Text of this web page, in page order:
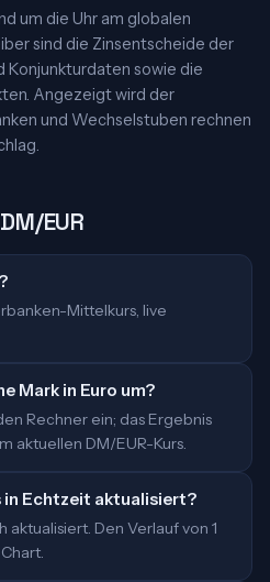
um die Uhr am globalen
sind die Zinsentscheide der
Konjunkturdaten sowie die
Angezeigt wird der
und Wechselstuben rechnen
EUR
Mittelkurs, live
Mark in Euro um?
Rechner ein; das Ergebnis
aktuellen DM/EUR-Kurs.
in Echtzeit aktualisiert?
aktualisiert. Den Verlauf von 1